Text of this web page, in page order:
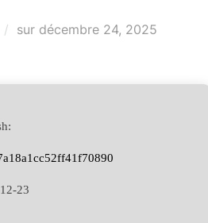
sur Publié
décembre 24, 2025
23